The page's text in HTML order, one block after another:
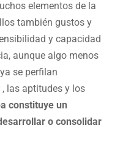
elementos de la
también gustos y
y capacidad
aunque algo menos
se perfilan
las aptitudes y los
constituye un
o consolidar